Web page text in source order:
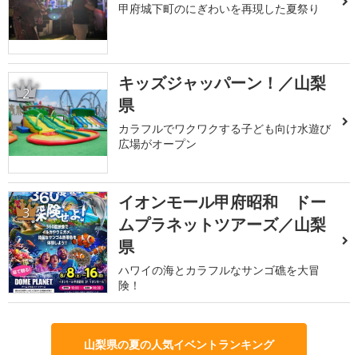
甲府城下町のにぎわいを再現した夏祭り
2
キッズジャッパーン！／山梨
県
カラフルでワクワクする子ども向け水遊び
広場がオープン
3
イオンモール甲府昭和 ドー
ムプラネットツアーズ／山梨
県
ハワイの海とカラフルなサンゴ礁を大冒
険！
山梨県の夏の人気イベントランキング